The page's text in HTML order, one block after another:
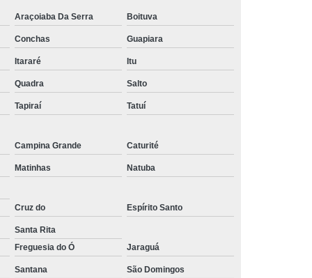
Araçoiaba Da Serra Boituva
Conchas Guapiara
Itararé Itu
Quadra Salto
Tapiraí Tatuí
Campina Grande Caturité
Matinhas Natuba
Cruz do Espírito Santo
Santa Rita
Freguesia do Ó Jaraguá
Santana São Domingos